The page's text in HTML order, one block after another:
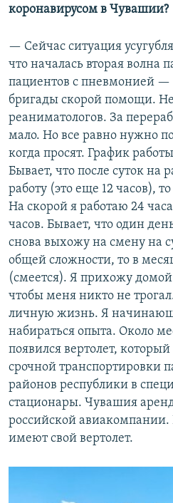
коронавирусом в Чувашии?
— Сейчас ситуация
что началась вторая
пациентов с пневмонией
бригады скорой помощи.
реаниматологов. За
мало. Но все равно нужно
когда просят. График
Бывает, что после суток на
работу (это еще 12 часов),
На скорой я работаю 24
часов. Бывает, что один
снова выхожу на смену на
общей сложности, то в
(смеется). Я прихожу домой
чтобы меня никто не
личную жизнь. Я
набираться опыта. Около
появился вертолет,
срочной транспортировки
районов республики в
стационары. Чувашия
российской авиакомпании.
имеют свой вертолет.